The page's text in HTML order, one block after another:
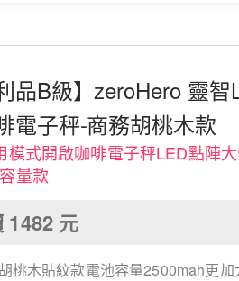
品B級】zeroHero 靈
電子秤-商務胡桃木款
模式開啟咖啡電子秤LED點陣
量款
1482 元
桃木貼紋款電池容量2500mah更加